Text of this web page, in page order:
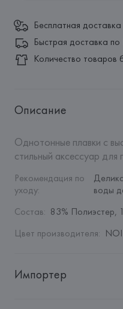
Бесплатная
Быстрая доставка
Количество товаров
Описание
Однотонные плавки с
стильный аксессуар
Рекомендация по
уходу:
воды
Состав: 83% Полиэстер,
Цвет производителя:
Импортер